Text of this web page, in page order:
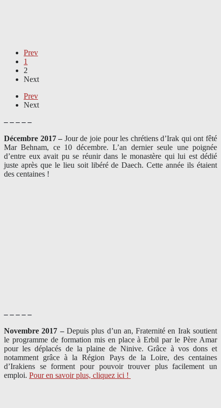
Prev
1
2
Next
Prev
Next
– – – – –
Décembre 2017 – Jour de joie pour les chrétiens d’Irak qui ont fêté
Mar Behnam, ce 10 décembre. L’an dernier seule une poignée
d’entre eux avait pu se réunir dans le monastère qui lui est dédié
juste après que le lieu soit libéré de Daech. Cette année ils étaient
des centaines !
– – – – –
Novembre 2017 – Depuis plus d’un an, Fraternité en Irak soutient
le programme de formation mis en place à Erbil par le Père Amar
pour les déplacés de la plaine de Ninive. Grâce à vos dons et
notamment grâce à la Région Pays de la Loire, des centaines
d’Irakiens se forment pour pouvoir trouver plus facilement un
emploi. Pour en savoir plus, cliquez ici !